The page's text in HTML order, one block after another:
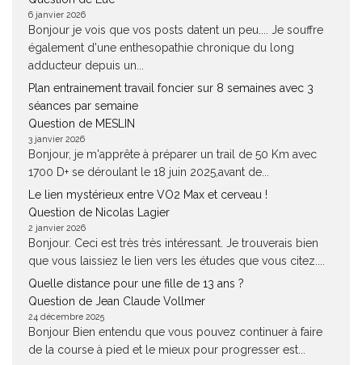
6 janvier 2026
Bonjour je vois que vos posts datent un peu.... Je souffre
également d'une enthesopathie chronique du long
adducteur depuis un...
Plan entrainement travail foncier sur 8 semaines avec 3
séances par semaine
Question de MESLIN
3 janvier 2026
Bonjour, je m'apprête à préparer un trail de 50 Km avec
1700 D+ se déroulant le 18 juin 2025,avant de...
Le lien mystérieux entre VO2 Max et cerveau !
Question de Nicolas Lagier
2 janvier 2026
Bonjour. Ceci est très très intéressant. Je trouverais bien
que vous laissiez le lien vers les études que vous citez....
Quelle distance pour une fille de 13 ans ?
Question de Jean Claude Vollmer
24 décembre 2025
Bonjour Bien entendu que vous pouvez continuer à faire
de la course à pied et le mieux pour progresser est...